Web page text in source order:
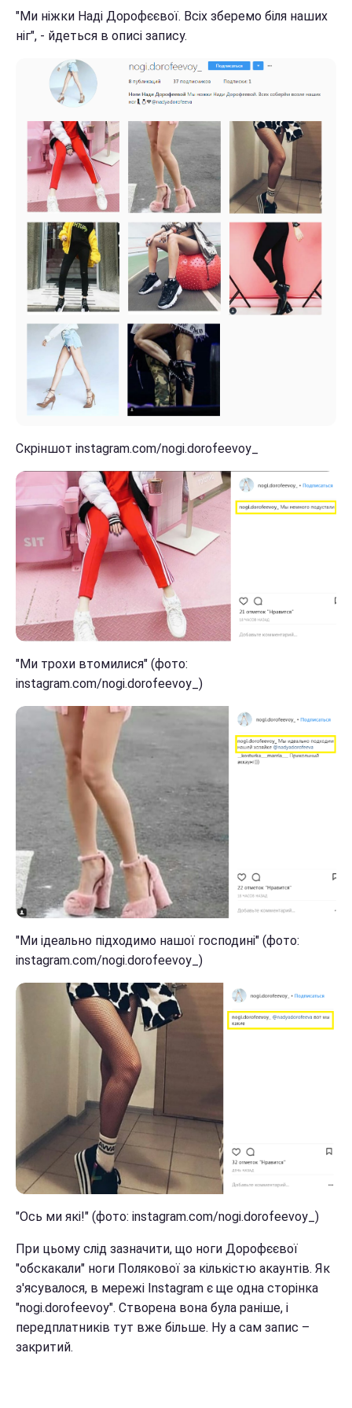
"Ми ніжки Наді Дорофєєвої. Всіх зберемо біля наших
ніг", - йдеться в описі запису.
Скріншот instagram.com/nogi.dorofeevoy_
"Ми трохи втомилися" (фото:
instagram.com/nogi.dorofeevoy_)
"Ми ідеально підходимо нашої господині" (фото:
instagram.com/nogi.dorofeevoy_)
"Ось ми які!" (фото: instagram.com/nogi.dorofeevoy_)
При цьому слід зазначити, що ноги Дорофєєвої
"обскакали" ноги Полякової за кількістю акаунтів. Як
з'ясувалося, в мережі Instagram є ще одна сторінка
"nogi.dorofeevoy". Створена вона була раніше, і
передплатників тут вже більше. Ну а сам запис –
закритий.